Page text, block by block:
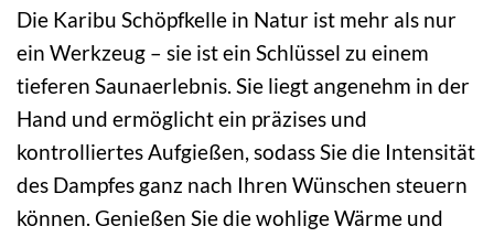
Die Karibu Schöpfkelle in Natur ist mehr als nur
ein Werkzeug – sie ist ein Schlüssel zu einem
tieferen Saunaerlebnis. Sie liegt angenehm in der
Hand und ermöglicht ein präzises und
kontrolliertes Aufgießen, sodass Sie die Intensität
des Dampfes ganz nach Ihren Wünschen steuern
können. Genießen Sie die wohlige Wärme und